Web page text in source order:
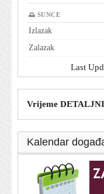
🌅 SUNCE
Izlazak
Zalazak
Last
Vrijeme
Kalendar